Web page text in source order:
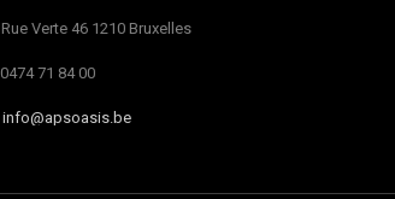
Rue Verte 46 1210 Bruxelles
0474 71 84 00
info@apsoasis.be